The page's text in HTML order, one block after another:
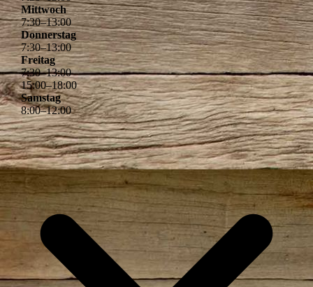
Mittwoch
7:30–13:00
Donnerstag
7:30–13:00
Freitag
7:30–13:00
15:00–18:00
Samstag
8:00–12:00